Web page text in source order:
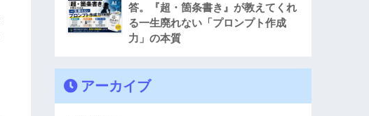
答。『超・箇条書き』が教えてくれ
る一生廃れない「プロンプト作成
力」の本質
アーカイブ